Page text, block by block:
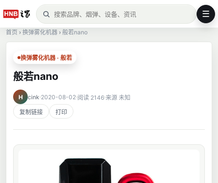
☰
首页 › 换弹雾化机器 › 般若nano
换弹雾化机器 · 般若
般若nano
H cink 2020-08-02 阅读 2146 来源 未知
复制链接 打印